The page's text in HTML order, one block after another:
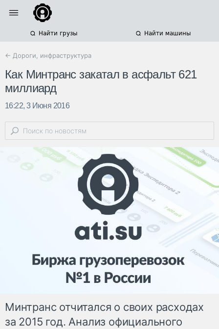
Найти грузы Найти машины
← Дороги, инфраструктура
Как Минтранс закатал в асфальт 621
миллиард
16:22, 3 Июня 2016
Минтранс отчитался о своих расходах
за 2015 год. Анализ официального